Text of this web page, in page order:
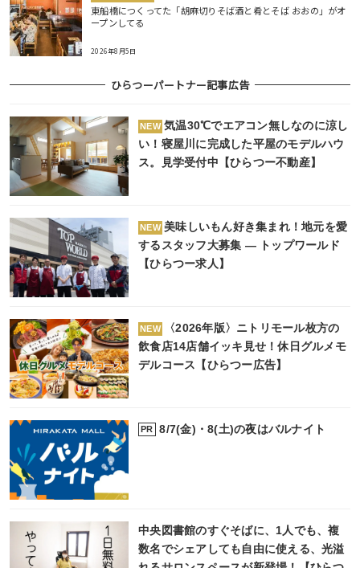
東船橋につくってた「胡麻切りそば酒と肴とそば おおの」がオ
ープンしてる
2026年8月5日
ひらつーパートナー記事広告
NEW 気温30℃でエアコン無しなのに涼し
い！寝屋川に完成した平屋のモデルハウ
ス。見学受付中【ひらつー不動産】
NEW 美味しいもん好き集まれ！地元を愛
するスタッフ大募集 ― トップワールド
【ひらつー求人】
NEW
〈2026年版〉ニトリモール枚方の
飲食店14店舗イッキ見せ！休日グルメモ
デルコース【ひらつー広告】
PR 8/7(金)・8(土)の夜はバルナイト
中央図書館のすぐそばに、1人でも、複
数名でシェアしても自由に使える、光溢